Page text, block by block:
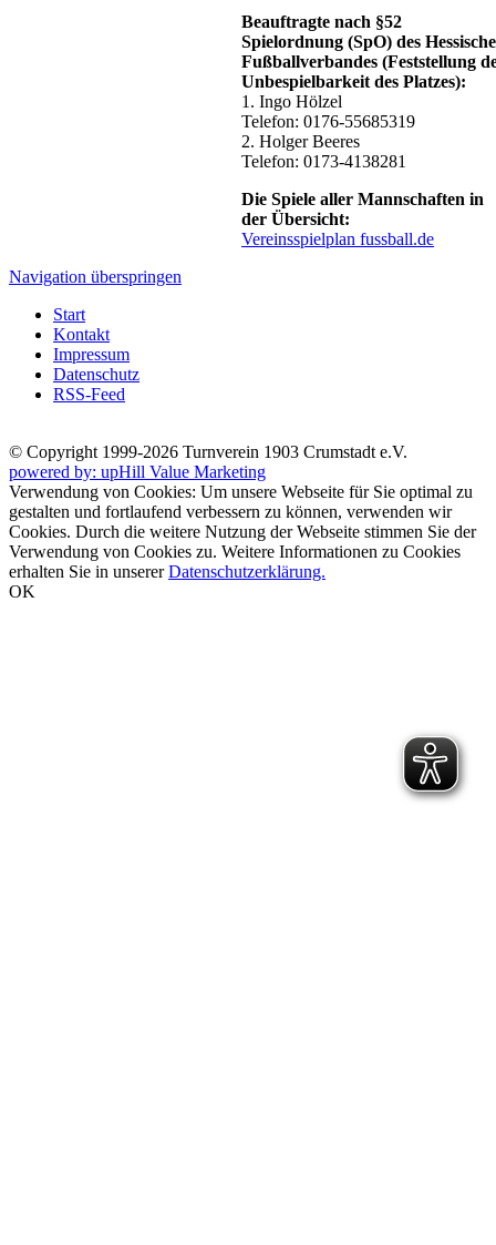
Beauftragte nach §52
Spielordnung (SpO) des
Fußballverbandes (Feststellung
Unbespielbarkeit des Platzes):
1. Ingo Hölzel
Telefon: 0176-55685319
2. Holger Beeres
Telefon: 0173-4138281
Die Spiele aller Mannschaften in
der Übersicht:
Vereinsspielplan fussball.de
Navigation überspringen
Start
Kontakt
Impressum
Datenschutz
RSS-Feed
© Copyright 1999-2026 Turnverein 1903 Crumstadt e.V.
powered by: upHill Value Marketing
Verwendung von Cookies: Um unsere Webseite für Sie optimal zu
gestalten und fortlaufend verbessern zu können, verwenden wir
Cookies. Durch die weitere Nutzung der Webseite stimmen Sie der
Verwendung von Cookies zu. Weitere Informationen zu Cookies
erhalten Sie in unsererDatenschutzerklärung.
OK